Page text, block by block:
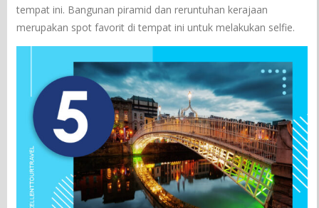
tempat ini. Bangunan piramid dan reruntuhan kerajaan
merupakan spot favorit di tempat ini untuk melakukan selfie.